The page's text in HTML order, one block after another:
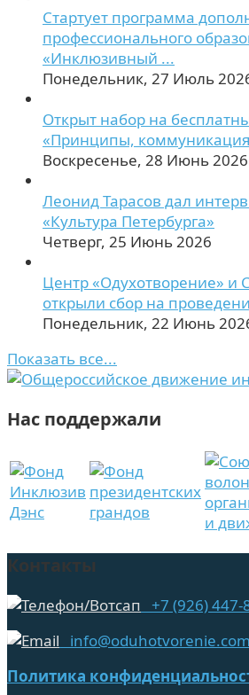
Стартует программа
профессионального
«Инклюзивный ...
Понедельник, 27 Июль
Открыт набор на
«Принципы,
Воскресенье, 28 Июнь 2026
Леонид Тарасов дал
«Культура Петербурга»
Четверг, 25 Июнь 2026
Центр «Одухотворение» и
открыли сбор на
Понедельник, 22 Июнь
Показать все...
Нас поддержали
Контакты
+7 (926) 447-
info@oduhotvorenie.com
Политика